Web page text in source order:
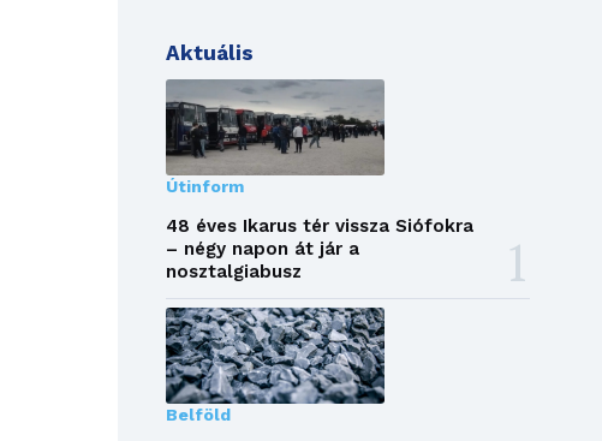
Aktuális
Útinform
48 éves Ikarus tér vissza Siófokra
– négy napon át jár a
nosztalgiabusz
Belföld